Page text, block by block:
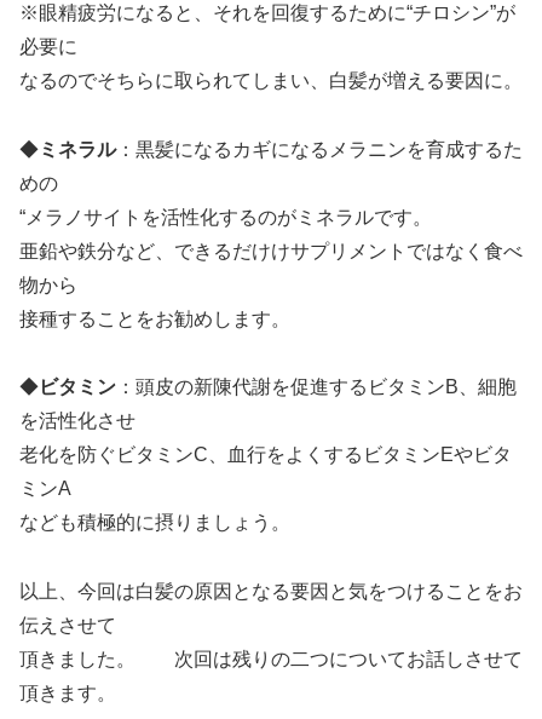
※眼精疲労になると、それを回復するために“チロシン”が
必要に
なるのでそちらに取られてしまい、白髪が増える要因に。
◆ミネラル：黒髪になるカギになるメラニンを育成するた
めの
“メラノサイトを活性化するのがミネラルです。
亜鉛や鉄分など、できるだけけサプリメントではなく食べ
物から
接種することをお勧めします。
◆ビタミン ：頭皮の新陳代謝を促進するビタミンB、細胞
を活性化させ
老化を防ぐビタミンC、血行をよくするビタミンEやビタ
ミンA
なども積極的に摂りましょう。
以上、今回は白髪の原因となる要因と気をつけることをお
伝えさせて
頂きました。 次回は残りの二つについてお話しさせて
頂きます。